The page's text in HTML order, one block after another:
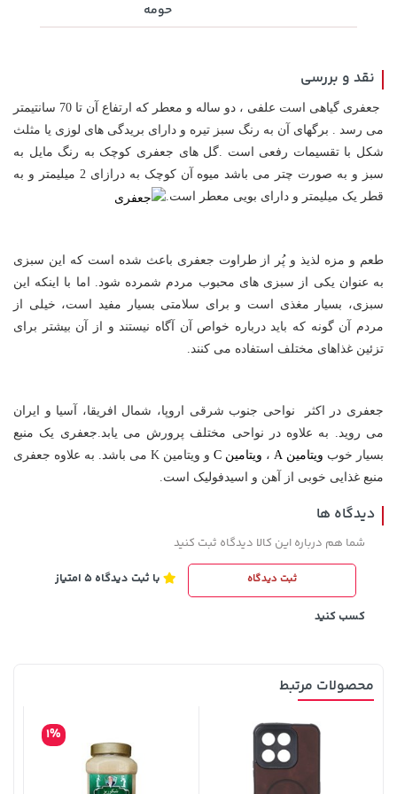
120,000
165,900
171,500
2,399,500 تومان
2,800,000
خرید 1,109,000 تومان
3,879,000 تومان
حومه
نقد و بررسی
جعفری گیاهی است علفی ، دو ساله و معطر که ارتفاع آن تا 70 سانتیمتر
می رسد . برگهای آن به رنگ سبز تیره و دارای بریدگی های لوزی یا مثلث
شکل با تقسیمات رفعی است .گل های جعفری کوچک به رنگ مایل به
سبز و به صورت چتر می باشد میوه آن کوچک به درازای 2 میلیمتر و به
قطر یک میلیمتر و دارای بویی معطر است.
طعم و مزه لذیذ و پُر از طراوت جعفری باعث شده است که این سبزی
به عنوان یکی از سبزی های محبوب مردم شمرده شود. اما با اینکه این
سبزی، بسیار مغذی است و برای سلامتی بسیار مفید است، خیلی از
مردم آن گونه که باید درباره خواص آن آگاه نیستند و از آن بیشتر برای
تزئین غذاهای مختلف استفاده می کنند.
جعفری در اکثر نواحی جنوب شرقی اروپا، شمال افریقا، آسیا و ایران
می روید. به علاوه در نواحی مختلف پرورش می یابد.جعفری یک منبع
بسیار خوب ویتامین A ، ویتامین C
و ویتامین K می باشد. به علاوه جعفری
منبع غذایی خوبی از آهن و اسیدفولیک است.
دیدگاه ها
شما هم درباره این کالا دیدگاه ثبت کنید
ثبت دیدگاه با ثبت دیدگاه 5 امتیاز
کسب کنید
محصولات مرتبط
1%